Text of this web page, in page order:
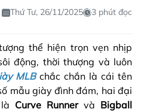
Thứ Tư, 26/11/2025 3 phút đọc
thể hiện trọn vẹn nhịp
động, thời thượng và luôn
MLBchắc chắn là cái tên
mẫu giày đình đám, hai đại
Curve Runnervà Bigball